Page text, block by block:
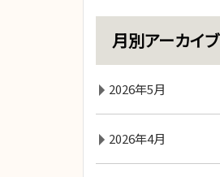
月別アーカイブ
2026年5月
2026年4月